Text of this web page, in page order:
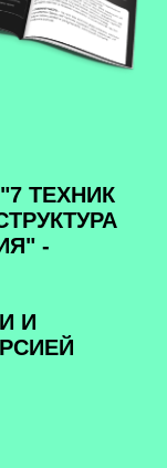
ТЕХНИК
-
И